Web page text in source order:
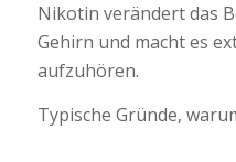
Nikotin verändert das
Gehirn und macht es
aufzuhören.
Typische Gründe,